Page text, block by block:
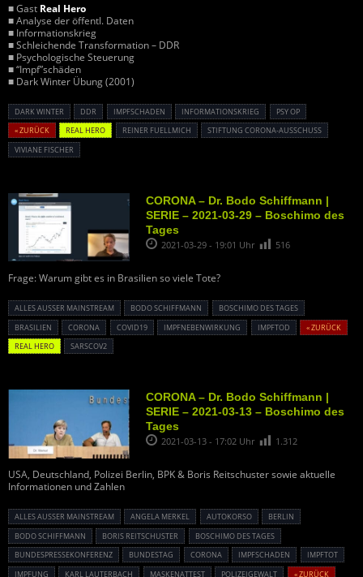
■ Gast Real Hero
■ Analyse der öffentl. Daten
■ Informationskrieg
■ Schleichende Transformation – DDR
■ Psychologische Steuerung
■ “Impf”schäden
■ Dark Winter Übung (2001)
DARK WINTER DDR IMPFSCHADEN INFORMATIONSKRIEG
PSY OP
« ZURÜCK
REAL HERO REINER FUELLMICH
STIFTUNG CORONA-AUSSCHUSS
VIVIANE FISCHER
CORONA – Dr. Bodo Schiffmann |
SERIE – 2021-03-29 – Boschimo des
Tages
2021-03-29 - 19:01 Uhr 516
Frage: Warum gibt es in Brasilien so viele Tote?
ALLES AUSSER MAINSTREAM BODO SCHIFFMANN
BOSCHIMO DES TAGES
BRASILIEN
CORONA COVID19 IMPFNEBENWIRKUNG IMPFTOD
« ZURÜCK
REAL HERO
SARSCOV2
CORONA – Dr. Bodo Schiffmann |
SERIE – 2021-03-13 – Boschimo des
Tages
2021-03-13 - 17:02 Uhr 1.312
USA, Deutschland, Polizei Berlin, BPK & Boris Reitschuster sowie aktuelle
Informationen und Zahlen
ALLES AUSSER MAINSTREAM ANGELA MERKEL AUTOKORSO
BERLIN
BODO SCHIFFMANN
BORIS REITSCHUSTER
BOSCHIMO DES TAGES
BUNDESPRESSEKONFERENZ
BUNDESTAG CORONA IMPFSCHADEN
IMPFTOT
IMPFUNG
KARL LAUTERBACH MASKENATTEST POLIZEIGEWALT « ZURÜCK